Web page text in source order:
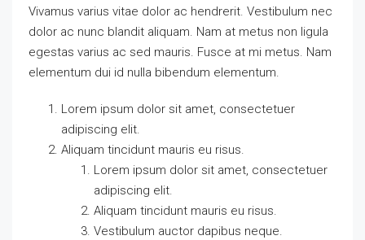
Vivamus varius vitae dolor ac hendrerit. Vestibulum nec
dolor ac nunc blandit aliquam. Nam at metus non ligula
egestas varius ac sed mauris. Fusce at mi metus. Nam
elementum dui id nulla bibendum elementum.
Lorem ipsum dolor sit amet, consectetuer
adipiscing elit.
Aliquam tincidunt mauris eu risus.
Lorem ipsum dolor sit amet, consectetuer
adipiscing elit.
Aliquam tincidunt mauris eu risus.
Vestibulum auctor dapibus neque.